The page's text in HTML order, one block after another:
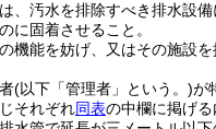
、汚水を排除すべき排水設
に固着させること。
機能を妨げ、又はその施設
(以下「管理者」という。)が
それぞれ同表の中欄に掲げ